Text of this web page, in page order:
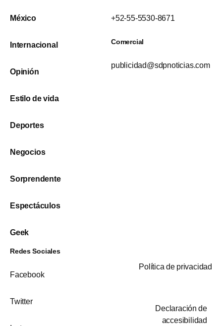
México
Internacional
Opinión
Estilo de vida
Deportes
Negocios
Sorprendente
Espectáculos
Geek
+52-55-5530-8671
Comercial
publicidad@sdpnoticias.com
Redes Sociales
Facebook
Twitter
Política de privacidad
Declaración de
accesibilidad